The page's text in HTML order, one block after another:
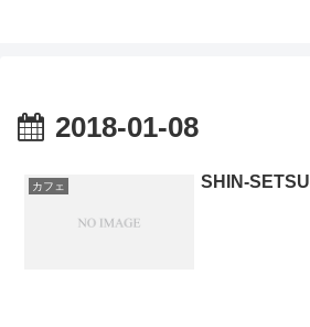
2018-01-08
カフェ SHIN-SETSU